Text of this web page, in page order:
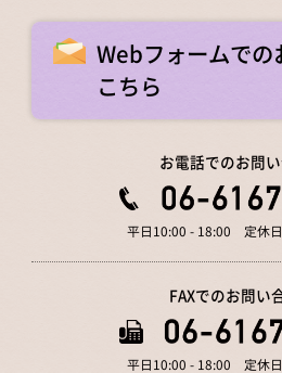
Webフォームでの
こちら
お電話でのお問
平日10:00 - 18:00 定休
FAXでのお問い
平日10:00 - 18:00 定休